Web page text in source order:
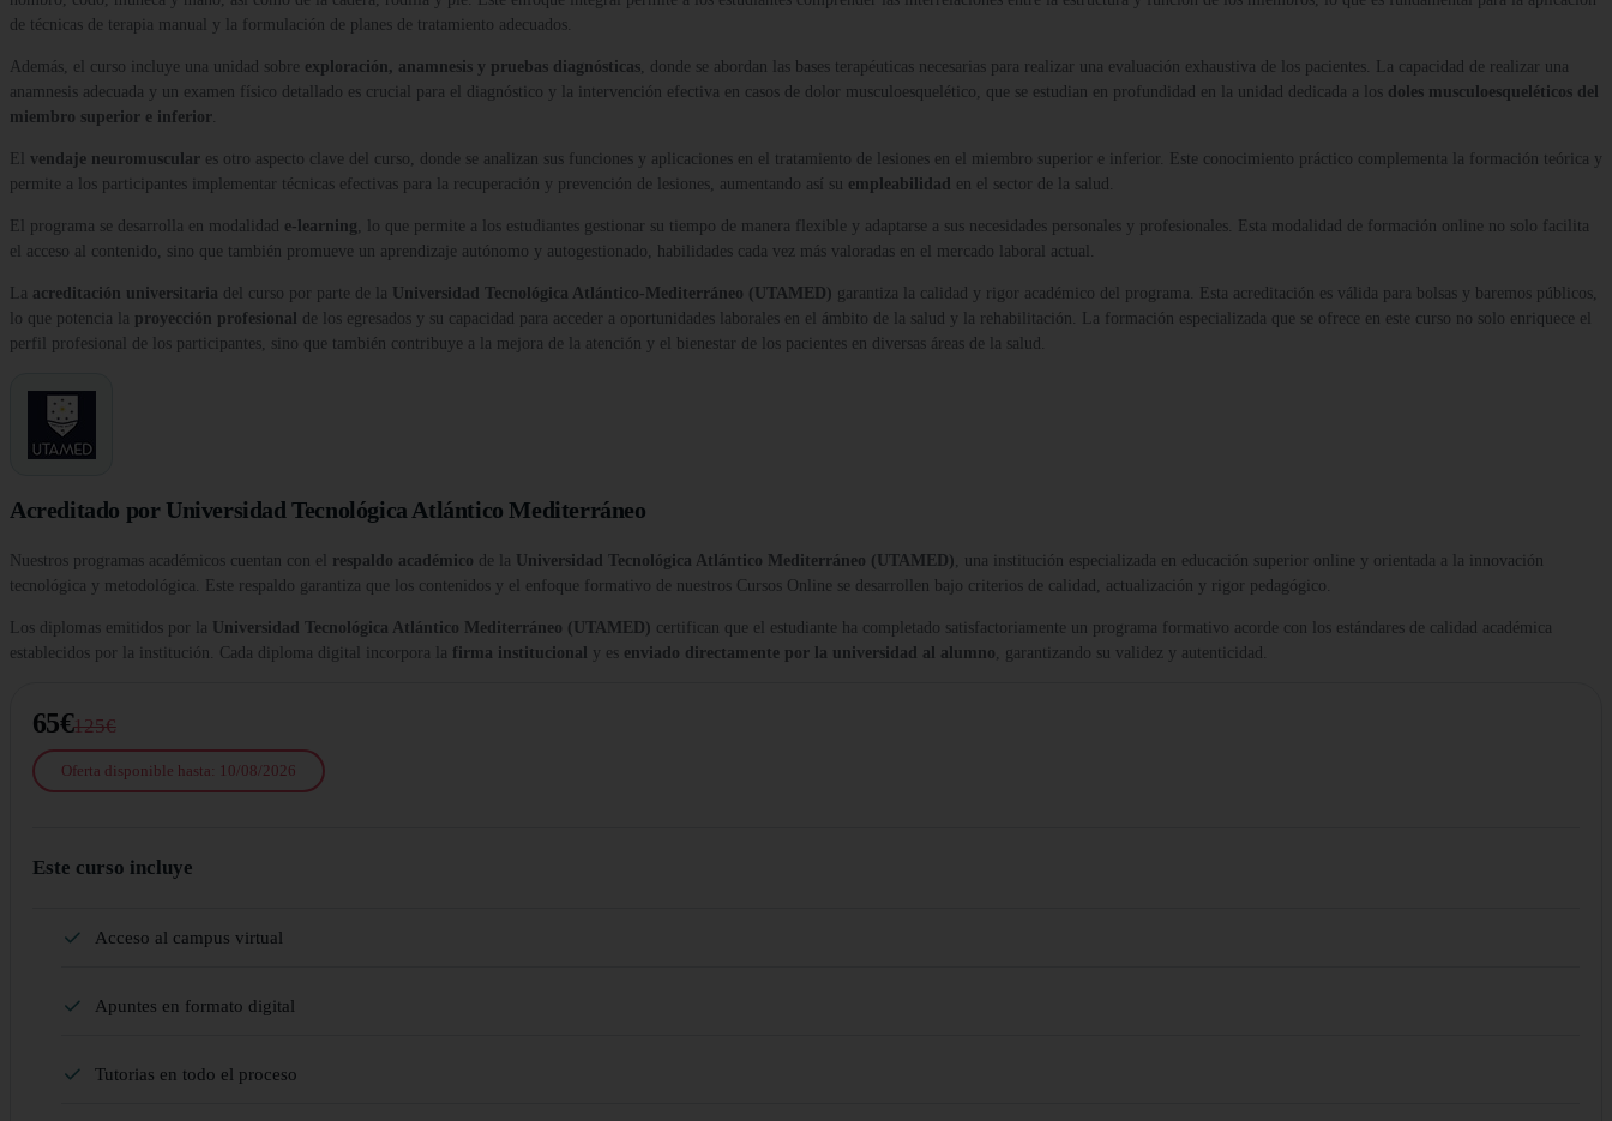
de técnicas de terapia manual y la formulación de planes de tratamiento adecuados.
Además, el curso incluye una unidad sobre exploración, anamnesis y pruebas diagnósticas, donde se abordan las bases terapéuticas necesarias para realizar una evaluación exhaustiva de los pacientes. La capacidad de realizar una
anamnesis adecuada y un examen físico detallado es crucial para el diagnóstico y la intervención efectiva en casos de dolor musculoesquelético, que se estudian en profundidad en la unidad dedicada a los doles musculoesqueléticos del
miembro superior e inferior.
El vendaje neuromuscular es otro aspecto clave del curso, donde se analizan sus funciones y aplicaciones en el tratamiento de lesiones en el miembro superior e inferior. Este conocimiento práctico complementa la formación teórica y
permite a los participantes implementar técnicas efectivas para la recuperación y prevención de lesiones, aumentando así su empleabilidad en el sector de la salud.
El programa se desarrolla en modalidad e-learning, lo que permite a los estudiantes gestionar su tiempo de manera flexible y adaptarse a sus necesidades personales y profesionales. Esta modalidad de formación online no solo facilita
el acceso al contenido, sino que también promueve un aprendizaje autónomo y autogestionado, habilidades cada vez más valoradas en el mercado laboral actual.
La acreditación universitaria del curso por parte de la Universidad Tecnológica Atlántico-Mediterráneo (UTAMED) garantiza la calidad y rigor académico del programa. Esta acreditación es válida para bolsas y baremos públicos,
lo que potencia la proyección profesional
de los egresados y su capacidad para acceder a oportunidades laborales en el ámbito de la salud y la rehabilitación. La formación especializada que se ofrece en este curso no solo enriquece el
perfil profesional de los participantes, sino que también contribuye a la mejora de la atención y el bienestar de los pacientes en diversas áreas de la salud.
Acreditado por Universidad Tecnológica Atlántico Mediterráneo
Nuestros programas académicos cuentan con el respaldo académico de la Universidad Tecnológica Atlántico Mediterráneo (UTAMED), una institución especializada en educación superior online y orientada a la innovación
tecnológica y metodológica. Este respaldo garantiza que los contenidos y el enfoque formativo de nuestros Cursos Online se desarrollen bajo criterios de calidad, actualización y rigor pedagógico.
Los diplomas emitidos por la Universidad Tecnológica Atlántico Mediterráneo (UTAMED) certifican que el estudiante ha completado satisfactoriamente un programa formativo acorde con los estándares de calidad académica
establecidos por la institución. Cada diploma digital incorpora la firma institucional y es enviado directamente por la universidad al alumno, garantizando su validez y autenticidad.
65€125€
Oferta disponible hasta: 10/08/2026
Este curso incluye
Acceso al campus virtual
Apuntes en formato digital
Tutorias en todo el proceso